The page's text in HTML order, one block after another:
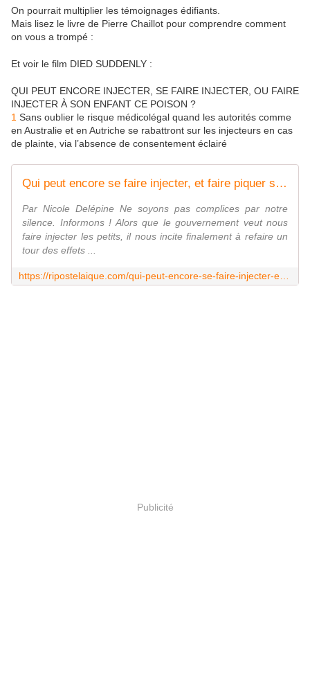
On pourrait multiplier les témoignages édifiants.
Mais lisez le livre de Pierre Chaillot pour comprendre comment
on vous a trompé :
Et voir le film DIED SUDDENLY :
QUI PEUT ENCORE INJECTER, SE FAIRE INJECTER, OU FAIRE
INJECTER À SON ENFANT CE POISON ?
1 Sans oublier le risque médicolégal quand les autorités comme
en Australie et en Autriche se rabattront sur les injecteurs en cas
de plainte, via l’absence de consentement éclairé
Qui peut encore se faire injecter, et faire piquer ses enfants ?
Par Nicole Delépine Ne soyons pas complices par notre
silence. Informons ! Alors que le gouvernement veut nous
faire injecter les petits, il nous incite finalement à refaire un
tour des effets ...
Publicité